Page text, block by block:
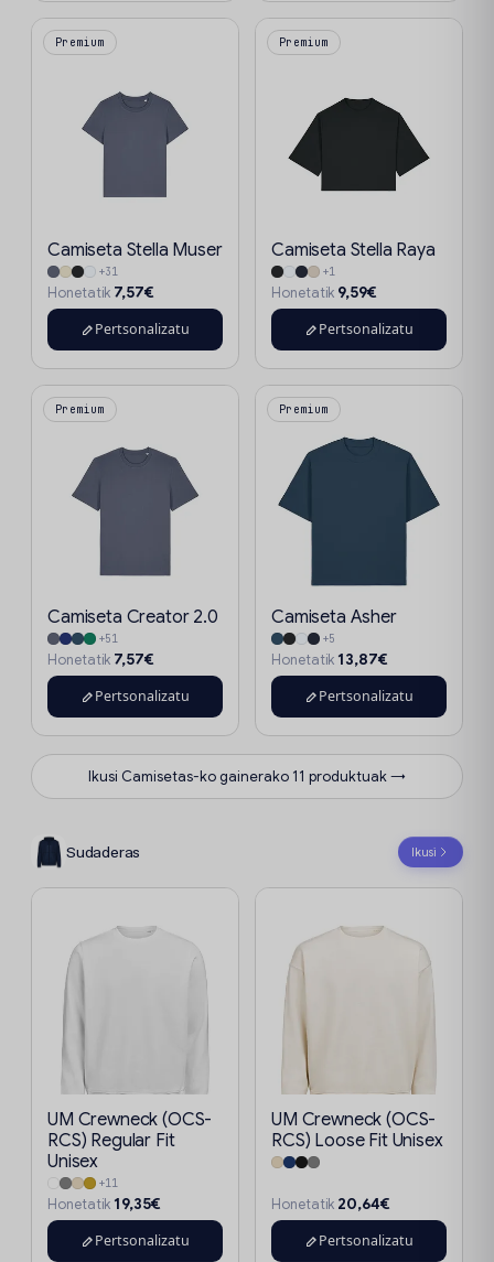
Premium
Camiseta Stella Muser
+31
Honetatik 7,57€
Pertsonalizatu
Premium
Camiseta Stella Raya
+1
Honetatik 9,59€
Pertsonalizatu
Premium
Camiseta Creator 2.0
+51
Honetatik 7,57€
Pertsonalizatu
Premium
Camiseta Asher
+5
Honetatik 13,87€
Pertsonalizatu
Ikusi Camisetas-ko gainerako 11 produktuak →
Sudaderas Ikusi
UM Crewneck (OCS-
RCS) Regular Fit
Unisex
+11
Honetatik 19,35€
Pertsonalizatu
UM Crewneck (OCS-
RCS) Loose Fit Unisex
Honetatik 20,64€
Pertsonalizatu